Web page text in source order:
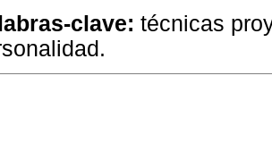
clave: técnicas